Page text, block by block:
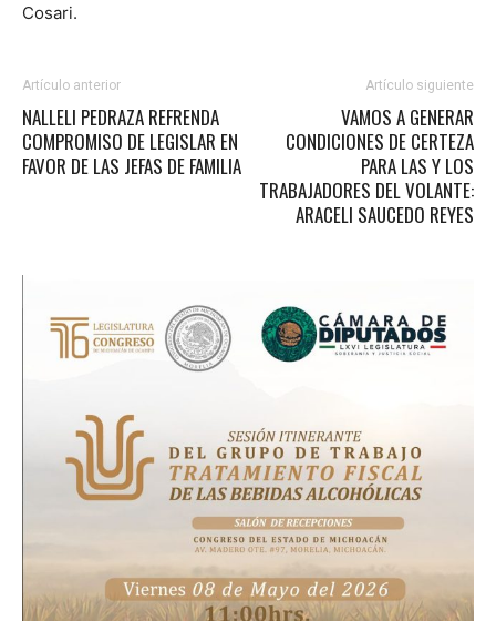
Cosari.
Artículo anterior
NALLELI PEDRAZA REFRENDA
COMPROMISO DE LEGISLAR EN
FAVOR DE LAS JEFAS DE FAMILIA
Artículo siguiente
VAMOS A GENERAR
CONDICIONES DE CERTEZA
PARA LAS Y LOS
TRABAJADORES DEL VOLANTE:
ARACELI SAUCEDO REYES